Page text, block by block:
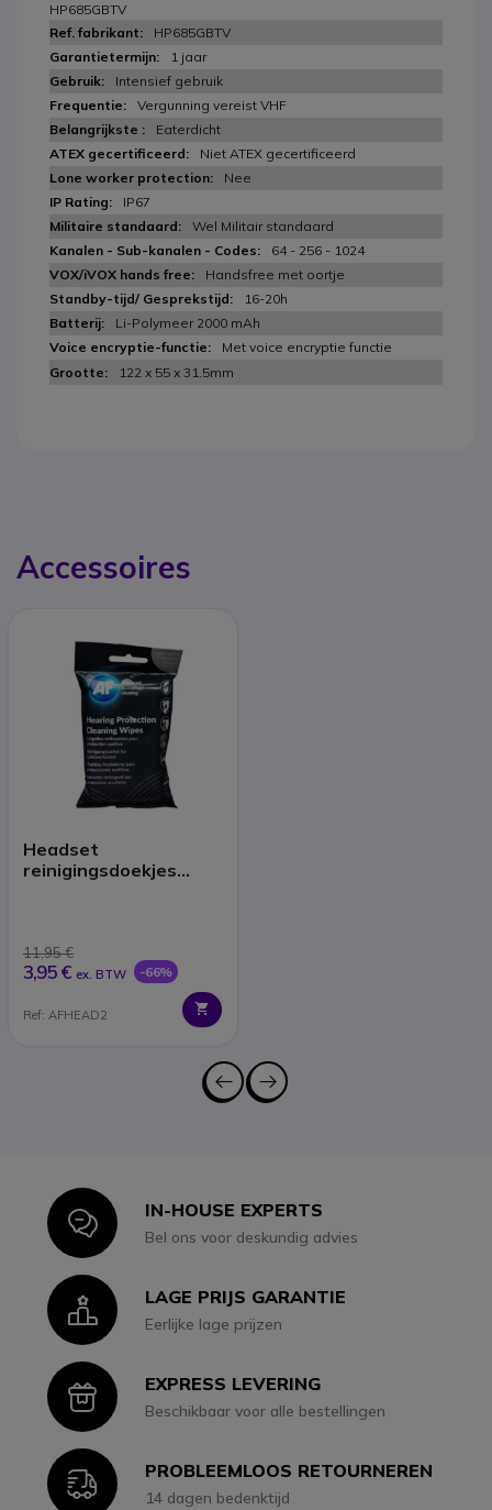
HP685GBTV
HP685GBTV
1 jaar
Intensief gebruik
Vergunning vereist VHF
Eaterdicht
Niet ATEX gecertificeerd
Nee
IP67
Wel Militair standaard
64 - 256 - 1024
Handsfree met oortje
16-20h
Li-Polymeer 2000 mAh
Met voice encryptie functie
122 x 55 x 31.5mm
Accessoires
Headset
reinigingsdoekjes
11,95 €
3,95 € ex. BTW -66%
Ref: AFHEAD2
IconIN-HOUSE EXPERTS
Bel ons voor deskundig advies
IconLAGE PRIJS GARANTIE
Eerlijke lage prijzen
IconEXPRESS LEVERING
Beschikbaar voor alle bestellingen
IconPROBLEEMLOOS RETOURNEREN
14 dagen bedenktijd